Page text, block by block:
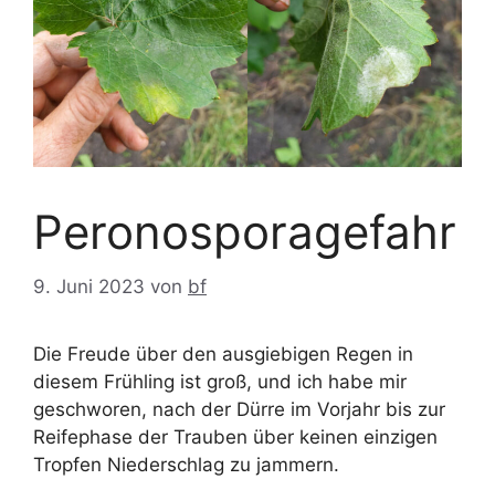
Peronosporagefahr
9. Juni 2023 von bf
Die Freude über den ausgiebigen Regen in
diesem Frühling ist groß, und ich habe mir
geschworen, nach der Dürre im Vorjahr bis zur
Reifephase der Trauben über keinen einzigen
Tropfen Niederschlag zu jammern.